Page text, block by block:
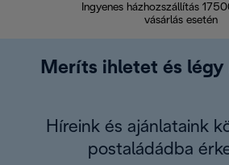
Ingyenes házhozszállítás
vásárlás esetén
Meríts ihletet és légy
Híreink és ajánlataink
postaládádba